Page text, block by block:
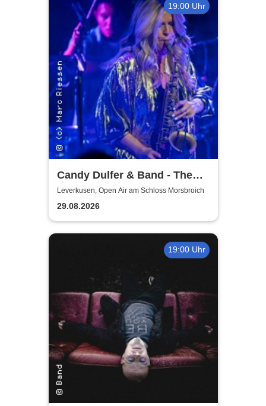
19:00 Uhr
Candy Dulfer & Band - The
Park 2026
Leverkusen, Open Air am Schloss Morsbroich
29.08.2026
19:00 Uhr